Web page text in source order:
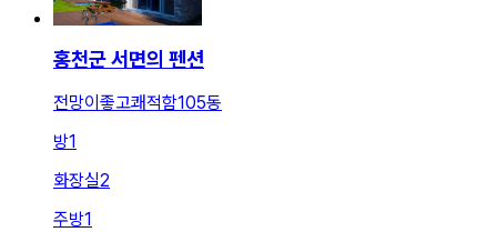
홍천군 서면의 펜션
전망이좋고쾌적함105동
방1
화장실2
주방1